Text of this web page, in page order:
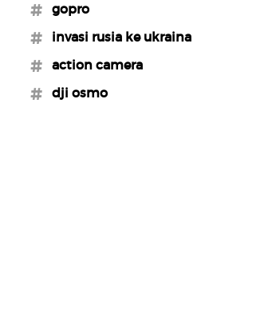
#gopro
#invasi rusia ke ukraina
#action camera
#dji osmo